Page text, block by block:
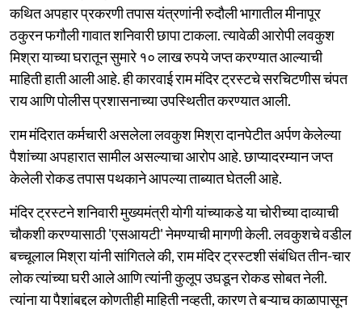
कथित अपहार प्रकरणी तपास यंत्रणांनी रुदौली भागातील मीनापूर
ठकुरन फगौली गावात शनिवारी छापा टाकला. त्यावेळी आरोपी लवकुश
मिश्रा याच्या घरातून सुमारे १० लाख रुपये जप्त करण्यात आल्याची
माहिती हाती आली आहे. ही कारवाई राम मंदिर ट्रस्टचे सरचिटणीस चंपत
राय आणि पोलीस प्रशासनाच्या उपस्थितीत करण्यात आली.
राम मंदिरात कर्मचारी असलेला लवकुश मिश्रा दानपेटीत अर्पण केलेल्या
पैशांच्या अपहारात सामील असल्याचा आरोप आहे. छाप्यादरम्यान जप्त
केलेली रोकड तपास पथकाने आपल्या ताब्यात घेतली आहे.
मंदिर ट्रस्टने शनिवारी मुख्यमंत्री योगी यांच्याकडे या चोरीच्या दाव्याची
चौकशी करण्यासाठी 'एसआयटी' नेमण्याची मागणी केली. लवकुशचे वडील
बच्चूलाल मिश्रा यांनी सांगितले की, राम मंदिर ट्रस्टशी संबंधित तीन-चार
लोक त्यांच्या घरी आले आणि त्यांनी कुलूप उघडून रोकड सोबत नेली.
त्यांना या पैशांबद्दल कोणतीही माहिती नव्हती, कारण ते बऱ्याच काळापासून